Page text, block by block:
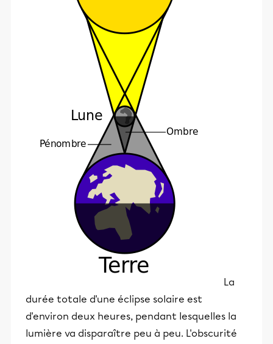
La
durée totale d'une éclipse solaire est
d'environ deux heures, pendant lesquelles la
lumière va disparaître peu à peu. L'obscurité